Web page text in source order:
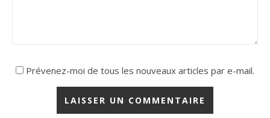
Prévenez-moi de tous les nouveaux articles par e-mail.